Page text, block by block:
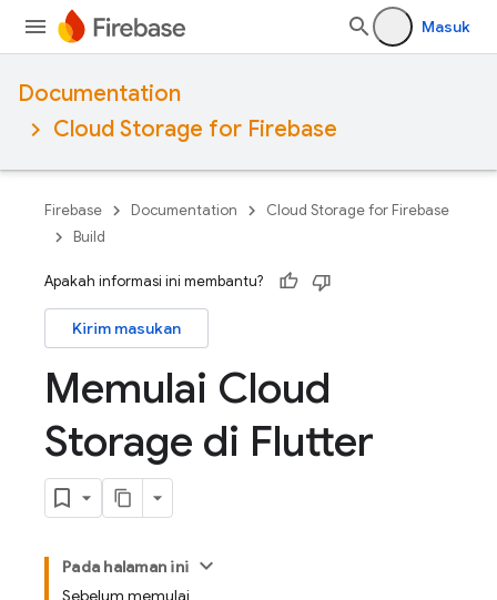
Masuk
Documentation
Cloud Storage for Firebase
Firebase Documentation
Cloud Storage for Firebase
Build
Apakah informasi ini membantu?
Kirim masukan
Memulai Cloud
Storage di Flutter
Pada halaman ini
Sebelum memulai